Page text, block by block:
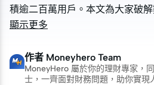
積逾二百萬用戶。本文為大家破
積逾二百萬用戶。本文為大家破
顯示更多
作者 Moneyhero Team
MoneyHero 屬於你的理財專家，
士，一齊面對財務問題，助你實現